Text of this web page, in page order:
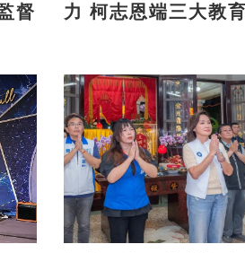
力 柯志恩端三大教